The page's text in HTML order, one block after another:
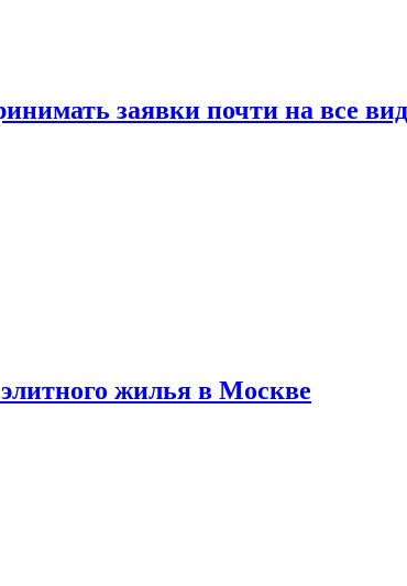
заявки почти на все
жилья в Москве